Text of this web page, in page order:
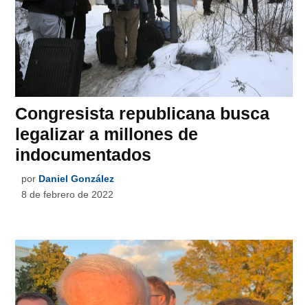
Congresista republicana busca
legalizar a millones de
indocumentados
por Daniel González
8 de febrero de 2022